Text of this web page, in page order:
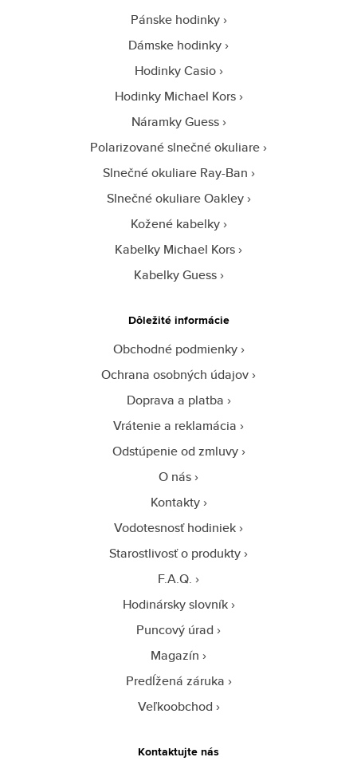
Pánske hodinky
Dámske hodinky
Hodinky Casio
Hodinky Michael Kors
Náramky Guess
Polarizované slnečné okuliare
Slnečné okuliare Ray-Ban
Slnečné okuliare Oakley
Kožené kabelky
Kabelky Michael Kors
Kabelky Guess
Dôležité informácie
Obchodné podmienky
Ochrana osobných údajov
Doprava a platba
Vrátenie a reklamácia
Odstúpenie od zmluvy
O nás
Kontakty
Vodotesnosť hodiniek
Starostlivosť o produkty
F.A.Q.
Hodinársky slovník
Puncový úrad
Magazín
Predĺžená záruka
Veľkoobchod
Kontaktujte nás